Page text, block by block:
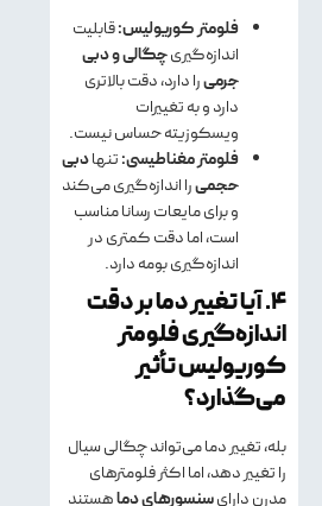
فلومتر کوریولیس:قابلیت
اندازه‌گیریچگالی و دبی
جرمیرا دارد، دقت بالاتری
دارد و به تغییرات
ویسکوزیته حساس نیست.
فلومتر مغناطیسی:تنهادبی
حجمیرا اندازه‌گیری می‌کند
و برای مایعات رسانا مناسب
است، اما دقت کمتری در
اندازه‌گیری بومه دارد.
۴. آیا تغییر دما بر دقت
اندازه‌گیری فلومتر
کوریولیس تأثیر
می‌گذارد؟
بله، تغییر دما می‌تواند چگالی سیال
را تغییر دهد، اما اکثر فلومترهای
مدرن دارایسنسورهای دماهستند